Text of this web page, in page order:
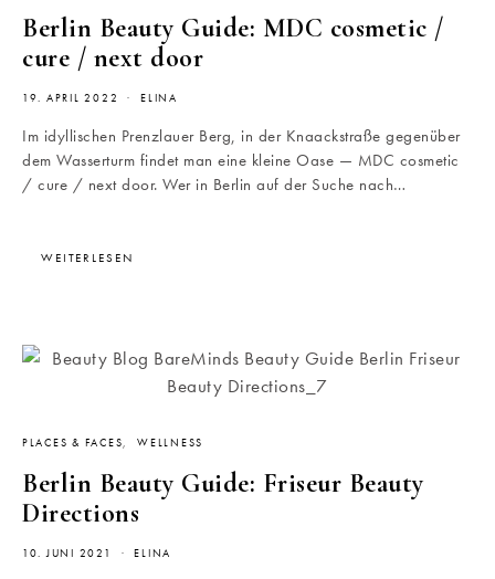
Berlin Beauty Guide: MDC cosmetic /
cure / next door
19. APRIL 2022 ELINA
Im idyllischen Prenzlauer Berg, in der Knaackstraße gegenüber
dem Wasserturm findet man eine kleine Oase — MDC cosmetic
/ cure / next door. Wer in Berlin auf der Suche nach…
WEITERLESEN
PLACES & FACES WELLNESS
Berlin Beauty Guide: Friseur Beauty
Directions
10. JUNI 2021 ELINA